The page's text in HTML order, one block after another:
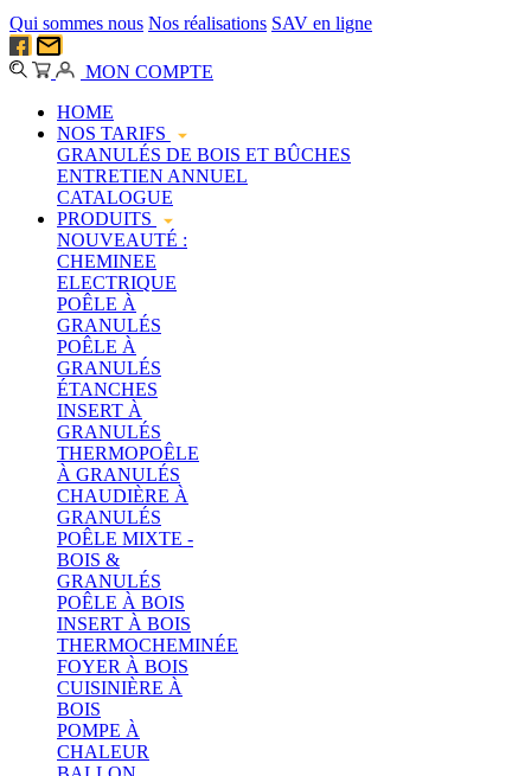
Qui sommes nous Nos réalisations SAV en ligne
MON COMPTE
HOME
NOS TARIFS
GRANULÉS DE BOIS ET BÛCHES
ENTRETIEN ANNUEL
CATALOGUE
PRODUITS
NOUVEAUTÉ :
CHEMINEE
ELECTRIQUE
POÊLE À
GRANULÉS
POÊLE À
GRANULÉS
ÉTANCHES
INSERT À
GRANULÉS
THERMOPOÊLE
À GRANULÉS
CHAUDIÈRE À
GRANULÉS
POÊLE MIXTE -
BOIS &
GRANULÉS
POÊLE À BOIS
INSERT À BOIS
THERMOCHEMINÉE
FOYER À BOIS
CUISINIÈRE À
BOIS
POMPE À
CHALEUR